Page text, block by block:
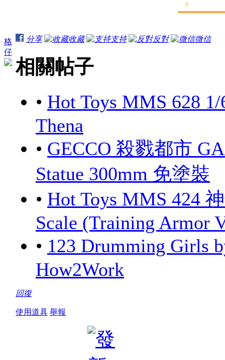
格
仔
0
分享 收藏 支持 反對 微信
相關帖子
• Hot Toys MMS 628
Thena
• GECCO 殺戮都市
Statue 300mm 免塗裝
• Hot Toys MMS 424
Scale (Training Armor
• 123 Drumming Girls
How2Work
回復
使用道具 舉報